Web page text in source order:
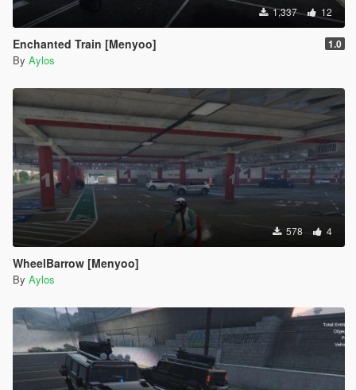
1,337 12
Enchanted Train [Menyoo] 1.0
By Aylos
578 4
WheelBarrow [Menyoo]
By Aylos